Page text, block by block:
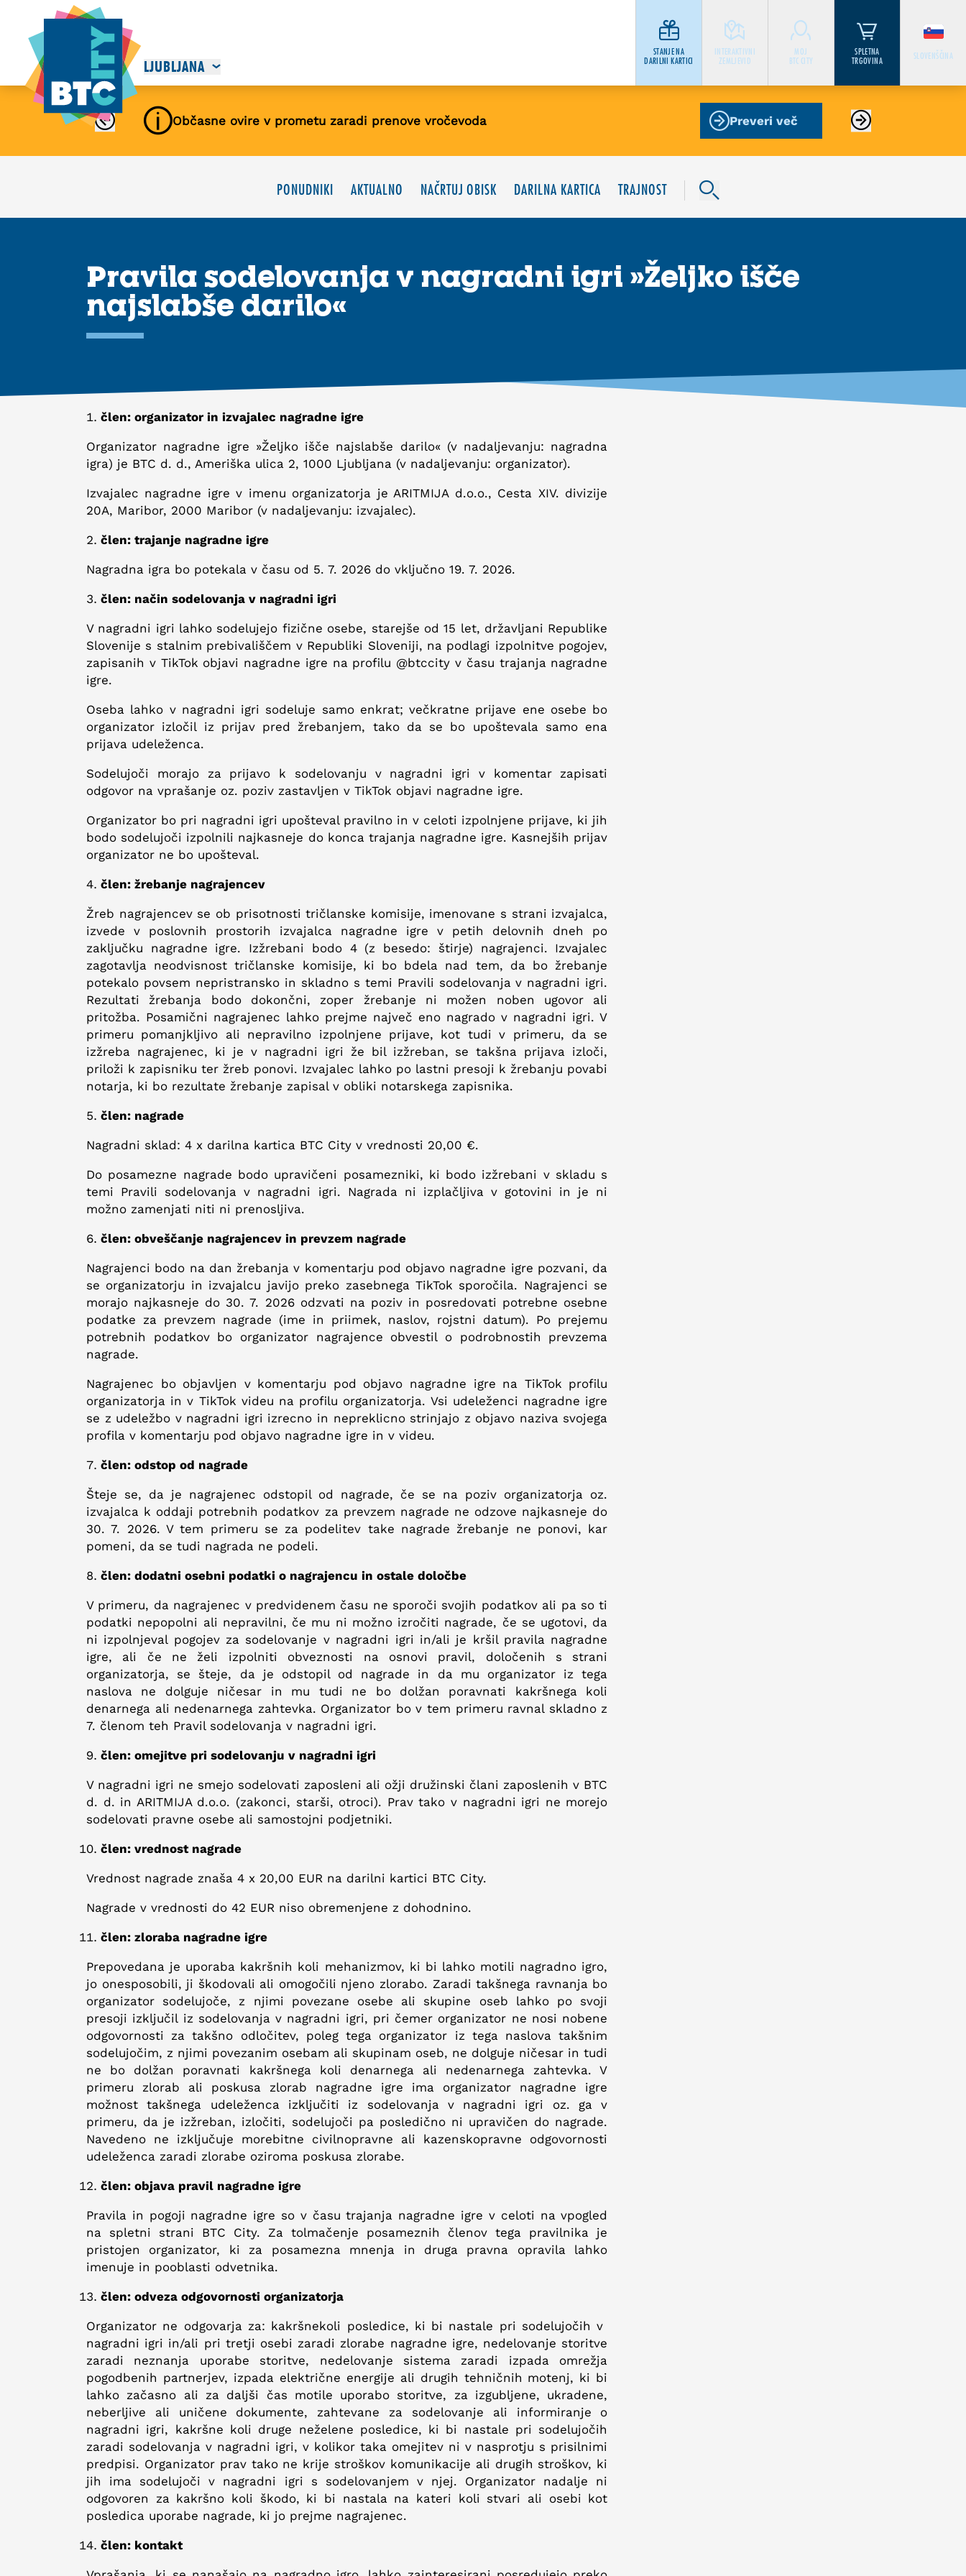
STANJE NA
DARILNI KARTICI
INTERAKTIVNI
ZEMLJEVID
MOJ
BTC CITY
SPLETNA
TRGOVINA
SLOVENŠČINA
LJUBLJANA
Občasne ovire v prometu zaradi prenove vročevoda Preveri več
PONUDNIKI AKTUALNO NAČRTUJ OBISK DARILNA KARTICA TRAJNOST
Pravila sodelovanja v nagradni igri »Željko išče
najslabše darilo«
člen: organizator in izvajalec nagradne igre
Organizator nagradne igre »Željko išče najslabše darilo« (v nadaljevanju: nagradna
igra) je BTC d. d., Ameriška ulica 2, 1000 Ljubljana (v nadaljevanju: organizator).
Izvajalec nagradne igre v imenu organizatorja je ARITMIJA d.o.o., Cesta XIV. divizije
20A, Maribor, 2000 Maribor (v nadaljevanju: izvajalec).
člen: trajanje nagradne igre
Nagradna igra bo potekala v času od 5. 7. 2026 do vključno 19. 7. 2026.
člen: način sodelovanja v nagradni igri
V nagradni igri lahko sodelujejo fizične osebe, starejše od 15 let, državljani Republike
Slovenije s stalnim prebivališčem v Republiki Sloveniji, na podlagi izpolnitve pogojev,
zapisanih v TikTok objavi nagradne igre na profilu @btccity v času trajanja nagradne
igre.
Oseba lahko v nagradni igri sodeluje samo enkrat; večkratne prijave ene osebe bo
organizator izločil iz prijav pred žrebanjem, tako da se bo upoštevala samo ena
prijava udeleženca.
Sodelujoči morajo za prijavo k sodelovanju v nagradni igri v komentar zapisati
odgovor na vprašanje oz. poziv zastavljen v TikTok objavi nagradne igre.
Organizator bo pri nagradni igri upošteval pravilno in v celoti izpolnjene prijave, ki jih
bodo sodelujoči izpolnili najkasneje do konca trajanja nagradne igre. Kasnejših prijav
organizator ne bo upošteval.
člen: žrebanje nagrajencev
Žreb nagrajencev se ob prisotnosti tričlanske komisije, imenovane s strani izvajalca,
izvede v poslovnih prostorih izvajalca nagradne igre v petih delovnih dneh po
zaključku nagradne igre. Izžrebani bodo 4 (z besedo: štirje) nagrajenci. Izvajalec
zagotavlja neodvisnost tričlanske komisije, ki bo bdela nad tem, da bo žrebanje
potekalo povsem nepristransko in skladno s temi Pravili sodelovanja v nagradni igri.
Rezultati žrebanja bodo dokončni, zoper žrebanje ni možen noben ugovor ali
pritožba. Posamični nagrajenec lahko prejme največ eno nagrado v nagradni igri. V
primeru pomanjkljivo ali nepravilno izpolnjene prijave, kot tudi v primeru, da se
izžreba nagrajenec, ki je v nagradni igri že bil izžreban, se takšna prijava izloči,
priloži k zapisniku ter žreb ponovi. Izvajalec lahko po lastni presoji k žrebanju povabi
notarja, ki bo rezultate žrebanje zapisal v obliki notarskega zapisnika.
člen: nagrade
Nagradni sklad: 4 x darilna kartica BTC City v vrednosti 20,00 €.
Do posamezne nagrade bodo upravičeni posamezniki, ki bodo izžrebani v skladu s
temi Pravili sodelovanja v nagradni igri. Nagrada ni izplačljiva v gotovini in je ni
možno zamenjati niti ni prenosljiva.
člen: obveščanje nagrajencev in prevzem nagrade
Nagrajenci bodo na dan žrebanja v komentarju pod objavo nagradne igre pozvani, da
se organizatorju in izvajalcu javijo preko zasebnega TikTok sporočila. Nagrajenci se
morajo najkasneje do 30. 7. 2026 odzvati na poziv in posredovati potrebne osebne
podatke za prevzem nagrade (ime in priimek, naslov, rojstni datum). Po prejemu
potrebnih podatkov bo organizator nagrajence obvestil o podrobnostih prevzema
nagrade.
Nagrajenec bo objavljen v komentarju pod objavo nagradne igre na TikTok profilu
organizatorja in v TikTok videu na profilu organizatorja. Vsi udeleženci nagradne igre
se z udeležbo v nagradni igri izrecno in nepreklicno strinjajo z objavo naziva svojega
profila v komentarju pod objavo nagradne igre in v videu.
člen: odstop od nagrade
Šteje se, da je nagrajenec odstopil od nagrade, če se na poziv organizatorja oz.
izvajalca k oddaji potrebnih podatkov za prevzem nagrade ne odzove najkasneje do
30. 7. 2026. V tem primeru se za podelitev take nagrade žrebanje ne ponovi, kar
pomeni, da se tudi nagrada ne podeli.
člen: dodatni osebni podatki o nagrajencu in ostale določbe
V primeru, da nagrajenec v predvidenem času ne sporoči svojih podatkov ali pa so ti
podatki nepopolni ali nepravilni, če mu ni možno izročiti nagrade, če se ugotovi, da
ni izpolnjeval pogojev za sodelovanje v nagradni igri in/ali je kršil pravila nagradne
igre, ali če ne želi izpolniti obveznosti na osnovi pravil, določenih s strani
organizatorja, se šteje, da je odstopil od nagrade in da mu organizator iz tega
naslova ne dolguje ničesar in mu tudi ne bo dolžan poravnati kakršnega koli
denarnega ali nedenarnega zahtevka. Organizator bo v tem primeru ravnal skladno z
7. členom teh Pravil sodelovanja v nagradni igri.
člen: omejitve pri sodelovanju v nagradni igri
V nagradni igri ne smejo sodelovati zaposleni ali ožji družinski člani zaposlenih v BTC
d. d. in ARITMIJA d.o.o. (zakonci, starši, otroci). Prav tako v nagradni igri ne morejo
sodelovati pravne osebe ali samostojni podjetniki.
člen: vrednost nagrade
Vrednost nagrade znaša 4 x 20,00 EUR na darilni kartici BTC City.
Nagrade v vrednosti do 42 EUR niso obremenjene z dohodnino.
člen: zloraba nagradne igre
Prepovedana je uporaba kakršnih koli mehanizmov, ki bi lahko motili nagradno igro,
jo onesposobili, ji škodovali ali omogočili njeno zlorabo. Zaradi takšnega ravnanja bo
organizator sodelujoče, z njimi povezane osebe ali skupine oseb lahko po svoji
presoji izključil iz sodelovanja v nagradni igri, pri čemer organizator ne nosi nobene
odgovornosti za takšno odločitev, poleg tega organizator iz tega naslova takšnim
sodelujočim, z njimi povezanim osebam ali skupinam oseb, ne dolguje ničesar in tudi
ne bo dolžan poravnati kakršnega koli denarnega ali nedenarnega zahtevka. V
primeru zlorab ali poskusa zlorab nagradne igre ima organizator nagradne igre
možnost takšnega udeleženca izključiti iz sodelovanja v nagradni igri oz. ga v
primeru, da je izžreban, izločiti, sodelujoči pa posledično ni upravičen do nagrade.
Navedeno ne izključuje morebitne civilnopravne ali kazenskopravne odgovornosti
udeleženca zaradi zlorabe oziroma poskusa zlorabe.
člen: objava pravil nagradne igre
Pravila in pogoji nagradne igre so v času trajanja nagradne igre v celoti na vpogled
na spletni strani BTC City. Za tolmačenje posameznih členov tega pravilnika je
pristojen organizator, ki za posamezna mnenja in druga pravna opravila lahko
imenuje in pooblasti odvetnika.
člen: odveza odgovornosti organizatorja
Organizator ne odgovarja za: kakršnekoli posledice, ki bi nastale pri sodelujočih v
nagradni igri in/ali pri tretji osebi zaradi zlorabe nagradne igre, nedelovanje storitve
zaradi neznanja uporabe storitve, nedelovanje sistema zaradi izpada omrežja
pogodbenih partnerjev, izpada električne energije ali drugih tehničnih motenj, ki bi
lahko začasno ali za daljši čas motile uporabo storitve, za izgubljene, ukradene,
neberljive ali uničene dokumente, zahtevane za sodelovanje ali informiranje o
nagradni igri, kakršne koli druge neželene posledice, ki bi nastale pri sodelujočih
zaradi sodelovanja v nagradni igri, v kolikor taka omejitev ni v nasprotju s prisilnimi
predpisi. Organizator prav tako ne krije stroškov komunikacije ali drugih stroškov, ki
jih ima sodelujoči v nagradni igri s sodelovanjem v njej. Organizator nadalje ni
odgovoren za kakršno koli škodo, ki bi nastala na kateri koli stvari ali osebi kot
posledica uporabe nagrade, ki jo prejme nagrajenec.
člen: kontakt